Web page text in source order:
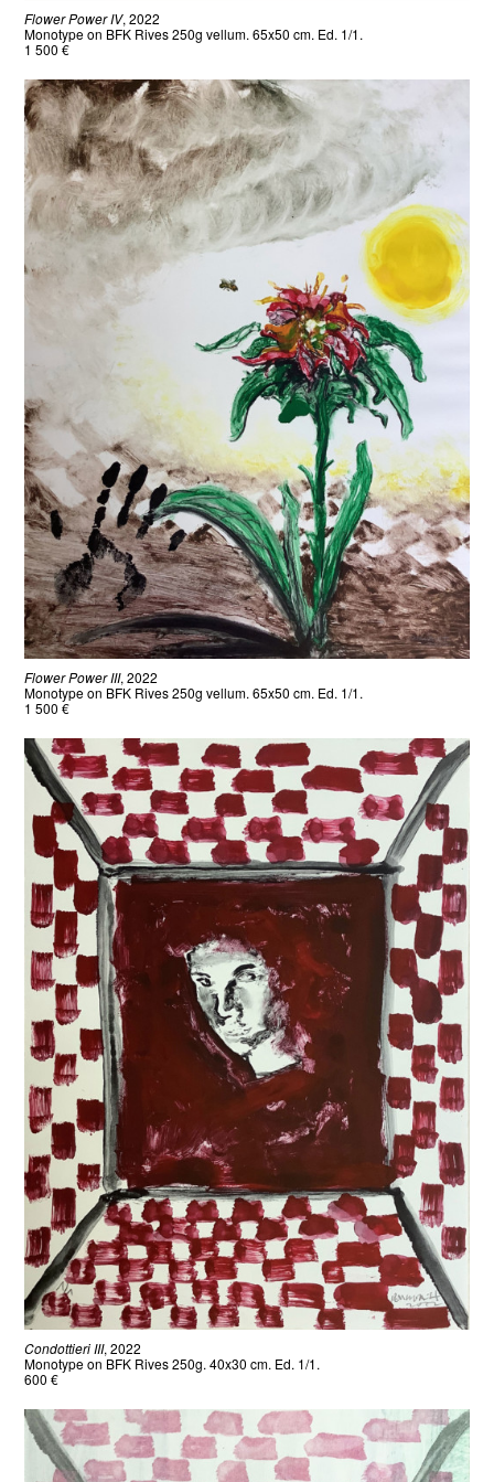
Flower Power IV, 2022
Monotype on BFK Rives 250g vellum. 65x50 cm. Ed. 1/1.
1 500 €
Flower Power III, 2022
Monotype on BFK Rives 250g vellum. 65x50 cm. Ed. 1/1.
1 500 €
Condottieri III, 2022
Monotype on BFK Rives 250g. 40x30 cm. Ed. 1/1.
600 €